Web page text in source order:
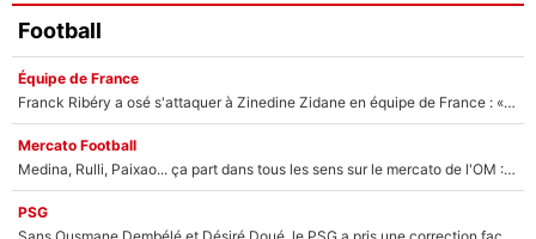
Football
Équipe de France
Franck Ribéry a osé s'attaquer à Zinedine Zidane en équipe de France : «Je n'aurais jamais fait ça»
Mercato Football
Medina, Rulli, Paixao... ça part dans tous les sens sur le mercato de l'OM : Frank McCourt va enfin récupérer l'argent qu'il attend ?
PSG